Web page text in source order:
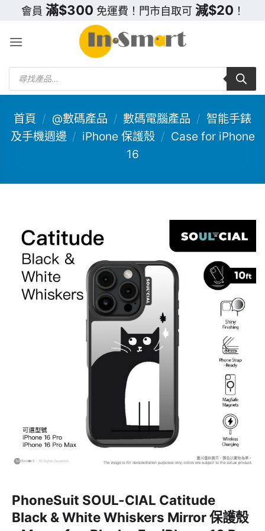
content
會員 滿$300 免運費！門市自取可 減$20 ！
Products
search
首頁 / @數碼產品 / 數碼電腦產品 / 智能手錶
及手機週邊 / iPhone 保護殼 / Case for iPhone
16
PhoneSuit SOUL-CIAL Catitude
Black & White Whiskers Mirror 保護殼